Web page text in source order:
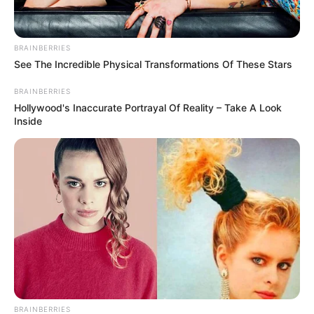
Atenção! Os problemas que iremos apresentar nesta matéria têm
relação direta com fatos ocorridos em uma década de
BRAINBERRIES
See The Incredible Physical Transformations Of These Stars
BRAINBERRIES
Hollywood's Inaccurate Portrayal Of Reality – Take A Look
Inside
BRAINBERRIES